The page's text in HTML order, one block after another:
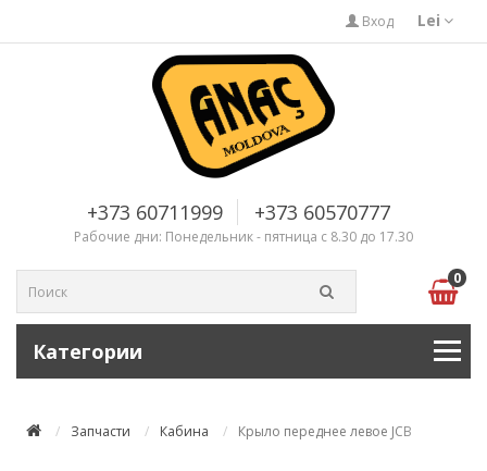
Lei
Вход
+373 60711999 +373 60570777
Рабочие дни: Понедельник - пятница с 8.30 до 17.30
0
Категории
Запчасти Кабина Крыло переднее левое JCB